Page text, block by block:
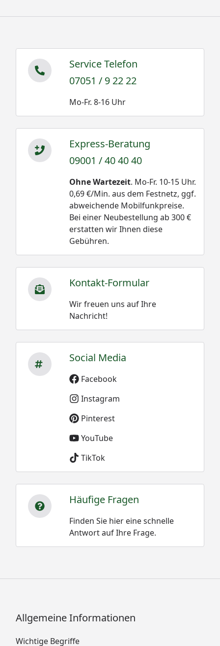
Service Telefon
07051 / 9 22 22
Mo-Fr. 8-16 Uhr
Express-Beratung
09001 / 40 40 40
Ohne Wartezeit. Mo-Fr. 10-15 Uhr.
0,69 €/Min. aus dem Festnetz, ggf.
abweichende Mobilfunkpreise.
Bei einer Neubestellung ab 300 €
erstatten wir Ihnen diese
Gebühren.
Kontakt-Formular
Wir freuen uns auf Ihre
Nachricht!
Social Media
Facebook
Instagram
Pinterest
YouTube
TikTok
Häufige Fragen
Finden Sie hier eine schnelle
Antwort auf Ihre Frage.
Allgemeine Informationen
Wichtige Begriffe